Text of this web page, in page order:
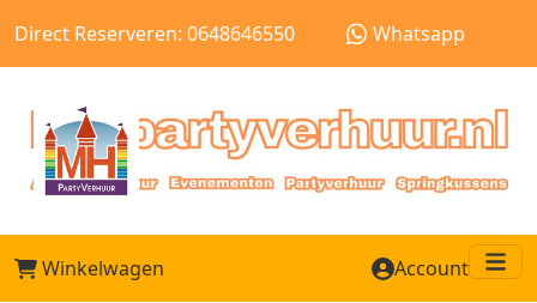
Direct Reserveren: 0648646550 Whatsapp
Winkelwagen Account